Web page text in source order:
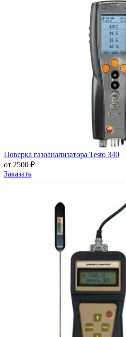
Поверка газоанализатора Testo 340
от 2500 ₽
Заказать